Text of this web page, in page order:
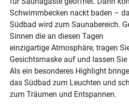
Schwimmbecken nackt baden –
Südbad wird zum Saunabereich.
Sinnen die an diesen Tagen
einzigartige Atmosphäre, tragen
Gesichtsmaske auf und lassen
Als ein besonderes Highlight
das Südbad zum Leuchten und
zum Träumen und Entspannen.